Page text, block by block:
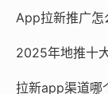
App拉新推广怎
拉新app渠道哪